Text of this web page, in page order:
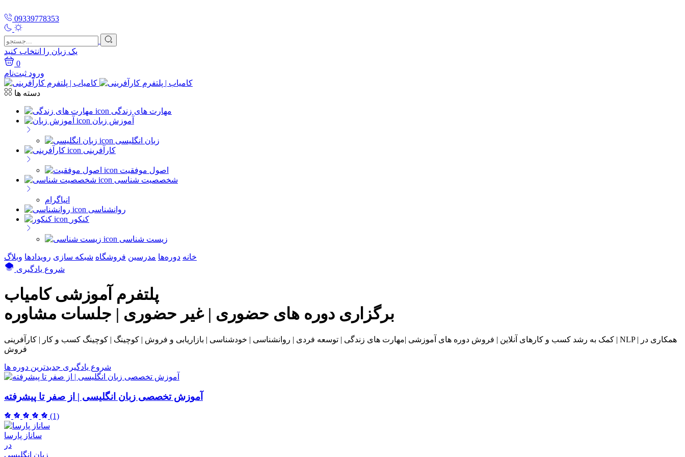
09339778353
یک زبان را انتخاب کنید
0
ورود ثبت‌نام
دسته ها
مهارت های زندگی
آموزش زبان
زبان انگلیسی
کارآفرینی
اصول موفقیت
شخصصیت شناسی
انیاگرام
روانشناسی
کنکور
زیست شناسی
خانه دوره‌ها مدرسین فروشگاه شبکه سازی رویداد‌ها وبلاگ
شروع یادگیری
پلتفرم آموزشی کامیاب
برگزاری دوره های حضوری | غیر حضوری | جلسات مشاوره
کمک به رشد کسب و کارهای آنلاین | فروش دوره های آموزشی |مهارت های زندگی | توسعه فردی | روانشناسی | خودشناسی | بازاریابی و فروش | کوچینگ | کوچینگ کسب و کار | کارآفرینی | NLP | همکاری در
فروش
شروع یادگیری جدیدترین دوره ها
آموزش تخصصی زبان انگلیسی | از صفر تا پیشرفته
(1)
ساناز پارسا
در
زبان انگلیسی